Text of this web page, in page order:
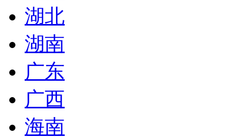
湖北
湖南
广东
广西
海南